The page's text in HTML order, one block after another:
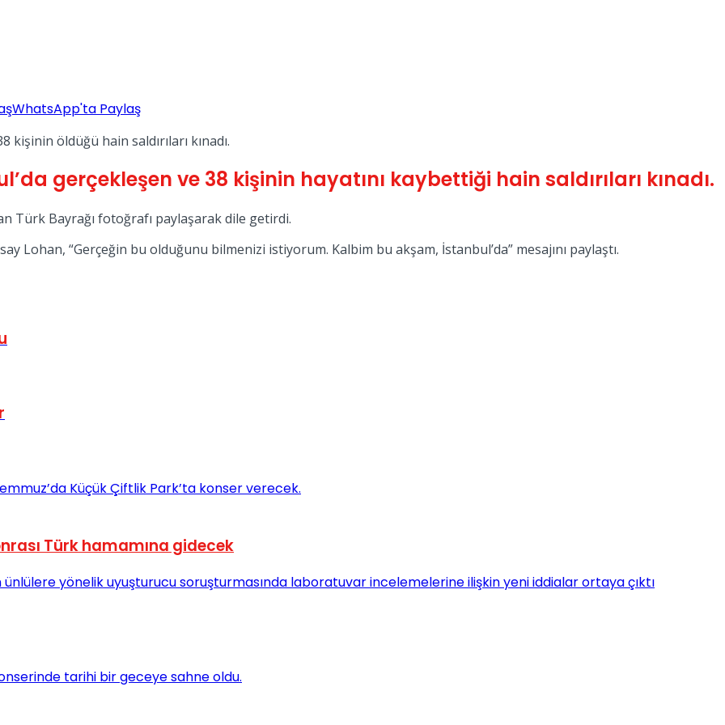
WhatsApp'ta Paylaş
gerçekleşen ve 38 kişinin hayatını kaybettiği hain saldırıları kınadı.
Türk Bayrağı fotoğrafı paylaşarak dile getirdi.
Lohan, “Gerçeğin bu olduğunu bilmenizi istiyorum. Kalbim bu akşam, İstanbul’da” mesajını paylaştı.
Türk hamamına gidecek